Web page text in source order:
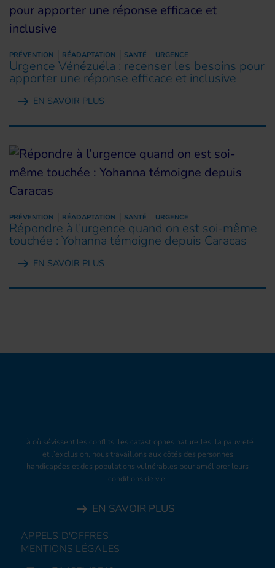
PRÉVENTION RÉADAPTATION SANTÉ URGENCE
Urgence Vénézuéla : recenser les besoins pour
apporter une réponse efficace et inclusive
EN SAVOIR PLUS
PRÉVENTION RÉADAPTATION SANTÉ URGENCE
Répondre à l’urgence quand on est soi-même
touchée : Yohanna témoigne depuis Caracas
EN SAVOIR PLUS
Là où sévissent les conflits, les catastrophes naturelles, la pauvreté
et l’exclusion, nous travaillons aux côtés des personnes
handicapées et des populations vulnérables pour améliorer leurs
conditions de vie.
EN SAVOIR PLUS
APPELS D'OFFRES
MENTIONS LÉGALES